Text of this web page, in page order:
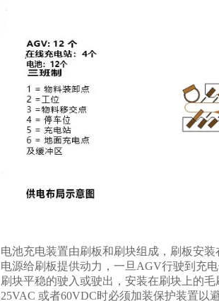
电池充电装置由刷板和刷块组成，刷板安
电源给刷板提供动力，一旦AGV行驶到充
刷块平稳的驶入或驶出，安装在刷块上的
25VAC 或者60VDC时必须加装保护装置以